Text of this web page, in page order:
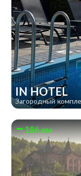
IN HOTEL
Загородный
186 км